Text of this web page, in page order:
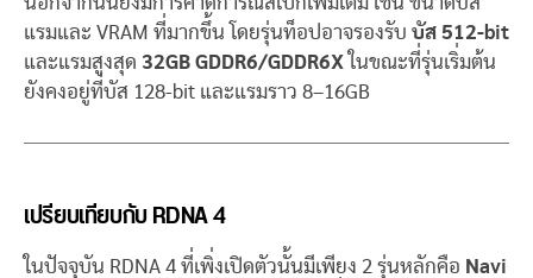
แรมและ VRAM ที่มากขึ้น โดยรุ่นท็อปอาจรองรับ บัส 512-bit
และแรมสูงสุด 32GB GDDR6/GDDR6X ในขณะที่รุ่นเริ่มต้น
ยังคงอยู่ที่บัส 128-bit และแรมราว 8–16GB
เปรียบเทียบกับ RDNA 4
ในปัจจุบัน RDNA 4 ที่เพิ่งเปิดตัวนั้นมีเพียง 2 รุ่นหลักคือ Navi